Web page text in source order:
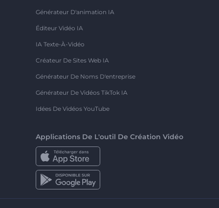
Générateur D'animation IA
Éditeur Vidéo IA
IA Texte-À-Vidéo
Créateur De Sites Web IA
Générateur De Noms D'entreprise
Générateur De Vidéos TikTok IA
Idées De Vidéos YouTube
Applications De L'outil De Création Vidéo